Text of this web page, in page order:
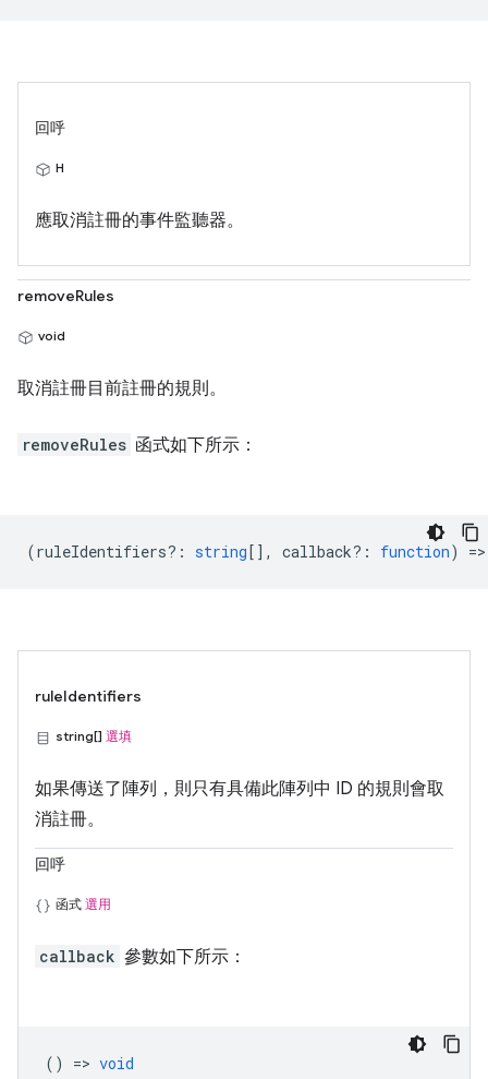
回呼
H
應取消註冊的事件監聽器。
removeRules
void
取消註冊目前註冊的規則。
removeRules 函式如下所示：
(ruleIdentifiers? : string [], callback? : function)
ruleIdentifiers
string[] 選填
如果傳送了陣列，則只有具備此陣列中 ID 的規則會取
消註冊。
回呼
函式 選用
callback 參數如下所示：
() => void